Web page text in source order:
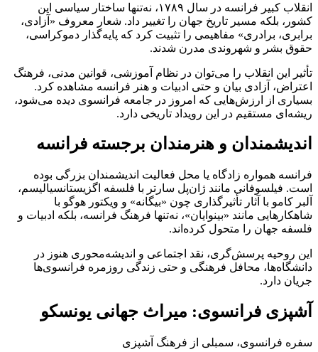
انقلاب کبیر فرانسه در سال ۱۷۸۹، نه‌تنها ساختار سیاسی این
کشور، بلکه مسیر تاریخ جهان را تغییر داد. شعار معروف «آزادی،
برابری، برادری» مفاهیمی را تثبیت کرد که پایه‌گذار دموکراسی،
حقوق بشر و شهروندی مدرن شدند.
تأثیر این انقلاب را می‌توان در نظام آموزشی، قوانین مدنی، فرهنگ
اعتراض، آزادی بیان و حتی ادبیات و هنر فرانسه مشاهده کرد.
بسیاری از ارزش‌هایی که امروز در جامعه فرانسوی دیده می‌شود،
ریشه‌ای مستقیم در این رویداد تاریخی دارد.
اندیشمندان و هنرمندان برجسته فرانسه
فرانسه همواره زادگاه یا محل فعالیت اندیشمندان بزرگی بوده
است. فیلسوفانی مانند ژان‌پل سارتر با فلسفه اگزیستانسیالیسم،
آلبر کامو با آثار تأثیرگذاری چون «بیگانه» و ویکتور هوگو با
شاهکارهایی مانند «بینوایان»، نه‌تنها فرهنگ فرانسه، بلکه ادبیات و
فلسفه جهان را متحول کرده‌اند.
این روحیه پرسش‌گری، نقد اجتماعی و اندیشه‌محوری هنوز در
دانشگاه‌ها، محافل فرهنگی و حتی زندگی روزمره فرانسوی‌ها
جریان دارد.
آشپزی فرانسوی: میراث جهانی یونسکو
سفره فرانسوی، سمبلی از فرهنگ آشپزی